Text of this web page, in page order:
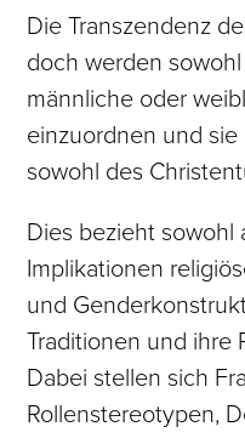
Die Transzendenz
doch werden
männliche oder
einzuordnen und
sowohl des
Dies bezieht
Implikationen
und
Traditionen und ihre
Dabei stellen sich
Rollenstereotypen,